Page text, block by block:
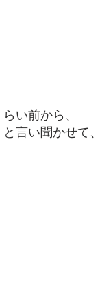
い前から、
言い聞かせて、